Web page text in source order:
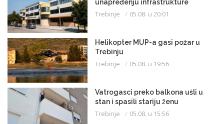
unapređenju infrastrukture
Trebinje 05.08. u 20:01
Helikopter MUP-a gasi požar u
Trebinju
Trebinje 05.08. u 19:56
Vatrogasci preko balkona ušli u
stan i spasili stariju ženu
Trebinje 05.08. u 15:56